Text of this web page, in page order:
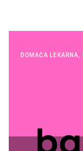
DOMAČA LEKARNA